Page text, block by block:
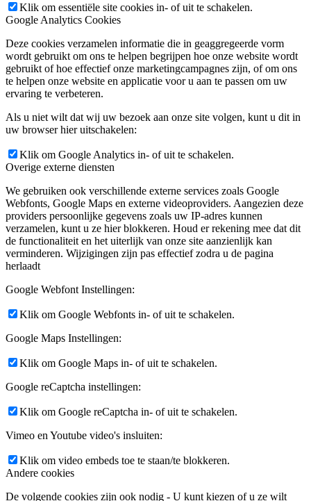
Klik om essentiële site cookies in- of uit te schakelen.
Google Analytics Cookies
Deze cookies verzamelen informatie die in geaggregeerde vorm
wordt gebruikt om ons te helpen begrijpen hoe onze website wordt
gebruikt of hoe effectief onze marketingcampagnes zijn, of om ons
te helpen onze website en applicatie voor u aan te passen om uw
ervaring te verbeteren.
Als u niet wilt dat wij uw bezoek aan onze site volgen, kunt u dit in
uw browser hier uitschakelen:
Klik om Google Analytics in- of uit te schakelen.
Overige externe diensten
We gebruiken ook verschillende externe services zoals Google
Webfonts, Google Maps en externe videoproviders. Aangezien deze
providers persoonlijke gegevens zoals uw IP-adres kunnen
verzamelen, kunt u ze hier blokkeren. Houd er rekening mee dat dit
de functionaliteit en het uiterlijk van onze site aanzienlijk kan
verminderen. Wijzigingen zijn pas effectief zodra u de pagina
herlaadt
Google Webfont Instellingen:
Klik om Google Webfonts in- of uit te schakelen.
Google Maps Instellingen:
Klik om Google Maps in- of uit te schakelen.
Google reCaptcha instellingen:
Klik om Google reCaptcha in- of uit te schakelen.
Vimeo en Youtube video's insluiten:
Klik om video embeds toe te staan/te blokkeren.
Andere cookies
De volgende cookies zijn ook nodig - U kunt kiezen of u ze wilt